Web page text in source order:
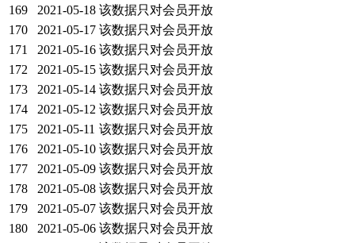
169
2021-05-18 该数据只对会员开放
170
2021-05-17 该数据只对会员开放
171
2021-05-16 该数据只对会员开放
172
2021-05-15 该数据只对会员开放
173
2021-05-14 该数据只对会员开放
174
2021-05-12 该数据只对会员开放
175
2021-05-11 该数据只对会员开放
176
2021-05-10 该数据只对会员开放
177
2021-05-09 该数据只对会员开放
178
2021-05-08 该数据只对会员开放
179
2021-05-07 该数据只对会员开放
180
2021-05-06 该数据只对会员开放